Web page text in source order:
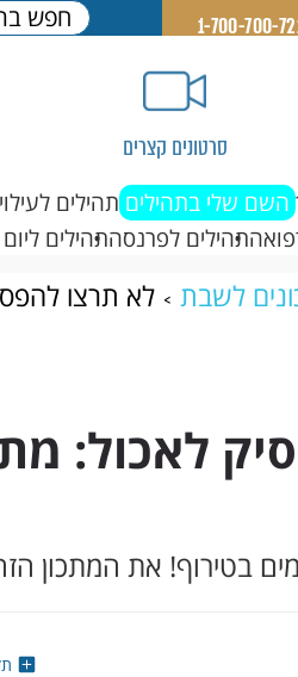
סרטונים קצרים
השם שלי בתהילים תהילים
תהילים לפרנסהתהילים
לשבת לא תרצו
לאכול:
בטירוף! את המתכון